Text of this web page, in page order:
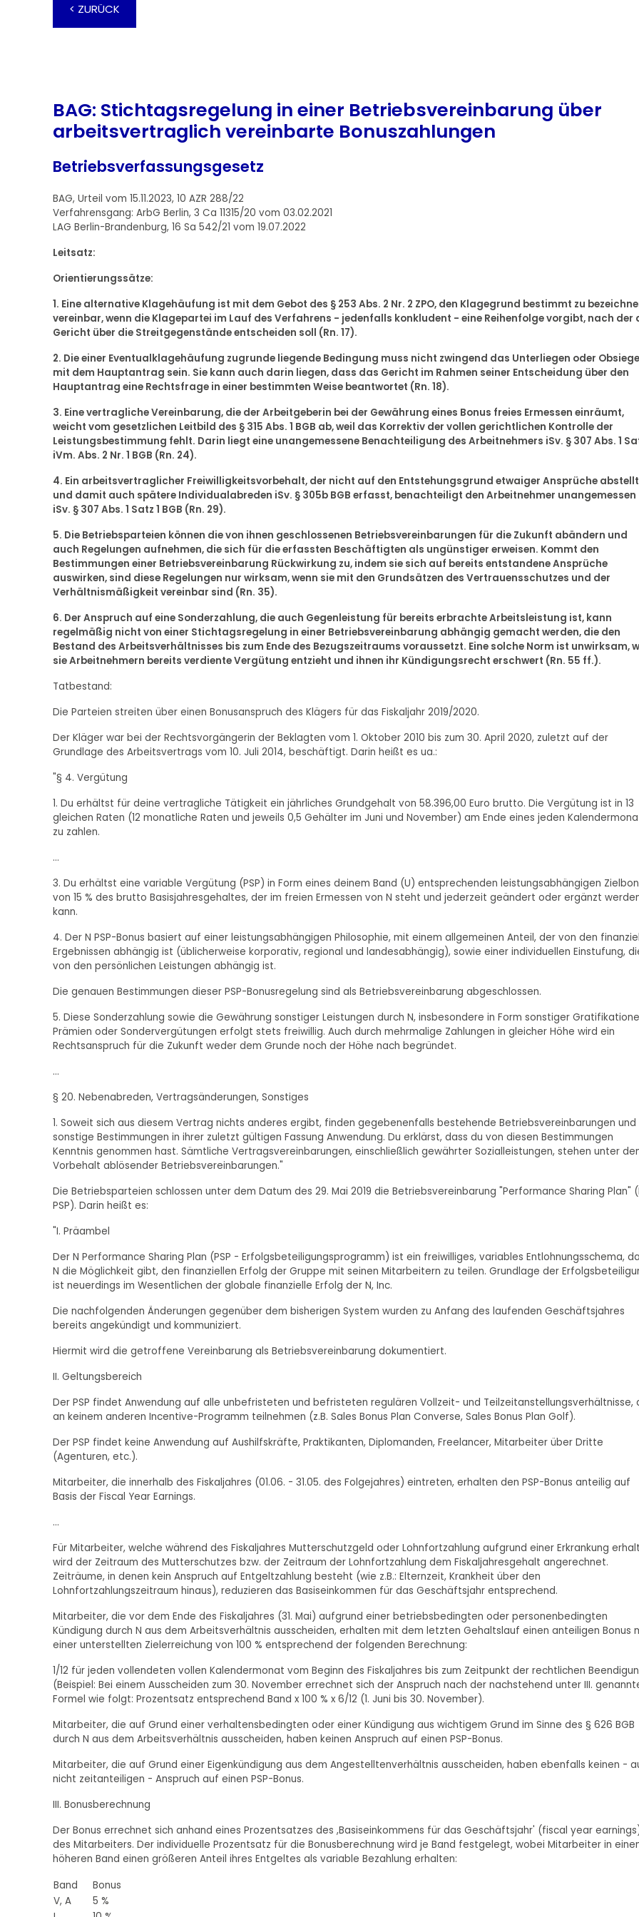
< ZURÜCK
BAG: Stichtagsregelung in einer Betriebsvereinbarung über
arbeitsvertraglich vereinbarte Bonuszahlungen
Betriebsverfassungsgesetz
BAG, Urteil vom 15.11.2023, 10 AZR 288/22
Verfahrensgang: ArbG Berlin, 3 Ca 11315/20 vom 03.02.2021
LAG Berlin-Brandenburg, 16 Sa 542/21 vom 19.07.2022
Leitsatz:
Orientierungssätze:
1. Eine alternative Klagehäufung ist mit dem Gebot des § 253 Abs. 2 Nr. 2 ZPO, den Klagegrund bestimmt zu
vereinbar, wenn die Klagepartei im Lauf des Verfahrens - jedenfalls konkludent - eine Reihenfolge vorgibt, nach der
Gericht über die Streitgegenstände entscheiden soll (Rn. 17).
2. Die einer Eventualklagehäufung zugrunde liegende Bedingung muss nicht zwingend das Unterliegen oder
mit dem Hauptantrag sein. Sie kann auch darin liegen, dass das Gericht im Rahmen seiner Entscheidung über den
Hauptantrag eine Rechtsfrage in einer bestimmten Weise beantwortet (Rn. 18).
3. Eine vertragliche Vereinbarung, die der Arbeitgeberin bei der Gewährung eines Bonus freies Ermessen einräumt,
weicht vom gesetzlichen Leitbild des § 315 Abs. 1 BGB ab, weil das Korrektiv der vollen gerichtlichen Kontrolle der
Leistungsbestimmung fehlt. Darin liegt eine unangemessene Benachteiligung des Arbeitnehmers iSv. § 307 Abs. 1
iVm. Abs. 2 Nr. 1 BGB (Rn. 24).
4. Ein arbeitsvertraglicher Freiwilligkeitsvorbehalt, der nicht auf den Entstehungsgrund etwaiger Ansprüche abstellt
und damit auch spätere Individualabreden iSv. § 305b BGB erfasst, benachteiligt den Arbeitnehmer unangemessen
iSv. § 307 Abs. 1 Satz 1 BGB (Rn. 29).
5. Die Betriebsparteien können die von ihnen geschlossenen Betriebsvereinbarungen für die Zukunft abändern und
auch Regelungen aufnehmen, die sich für die erfassten Beschäftigten als ungünstiger erweisen. Kommt den
Bestimmungen einer Betriebsvereinbarung Rückwirkung zu, indem sie sich auf bereits entstandene Ansprüche
auswirken, sind diese Regelungen nur wirksam, wenn sie mit den Grundsätzen des Vertrauensschutzes und der
Verhältnismäßigkeit vereinbar sind (Rn. 35).
6. Der Anspruch auf eine Sonderzahlung, die auch Gegenleistung für bereits erbrachte Arbeitsleistung ist, kann
regelmäßig nicht von einer Stichtagsregelung in einer Betriebsvereinbarung abhängig gemacht werden, die den
Bestand des Arbeitsverhältnisses bis zum Ende des Bezugszeitraums voraussetzt. Eine solche Norm ist unwirksam,
sie Arbeitnehmern bereits verdiente Vergütung entzieht und ihnen ihr Kündigungsrecht erschwert (Rn. 55 ff.).
Tatbestand:
Die Parteien streiten über einen Bonusanspruch des Klägers für das Fiskaljahr 2019/2020.
Der Kläger war bei der Rechtsvorgängerin der Beklagten vom 1. Oktober 2010 bis zum 30. April 2020, zuletzt auf der
Grundlage des Arbeitsvertrags vom 10. Juli 2014, beschäftigt. Darin heißt es ua.:
"§ 4. Vergütung
1. Du erhältst für deine vertragliche Tätigkeit ein jährliches Grundgehalt von 58.396,00 Euro brutto. Die Vergütung ist in 13
gleichen Raten (12 monatliche Raten und jeweils 0,5 Gehälter im Juni und November) am Ende eines jeden
zu zahlen.
...
3. Du erhältst eine variable Vergütung (PSP) in Form eines deinem Band (U) entsprechenden leistungsabhängigen
von 15 % des brutto Basisjahresgehaltes, der im freien Ermessen von N steht und jederzeit geändert oder ergänzt
kann.
4. Der N PSP-Bonus basiert auf einer leistungsabhängigen Philosophie, mit einem allgemeinen Anteil, der von den
Ergebnissen abhängig ist (üblicherweise korporativ, regional und landesabhängig), sowie einer individuellen Einstufung,
von den persönlichen Leistungen abhängig ist.
Die genauen Bestimmungen dieser PSP-Bonusregelung sind als Betriebsvereinbarung abgeschlossen.
5. Diese Sonderzahlung sowie die Gewährung sonstiger Leistungen durch N, insbesondere in Form sonstiger
Prämien oder Sondervergütungen erfolgt stets freiwillig. Auch durch mehrmalige Zahlungen in gleicher Höhe wird ein
Rechtsanspruch für die Zukunft weder dem Grunde noch der Höhe nach begründet.
...
§ 20. Nebenabreden, Vertragsänderungen, Sonstiges
1. Soweit sich aus diesem Vertrag nichts anderes ergibt, finden gegebenenfalls bestehende Betriebsvereinbarungen und
sonstige Bestimmungen in ihrer zuletzt gültigen Fassung Anwendung. Du erklärst, dass du von diesen Bestimmungen
Kenntnis genommen hast. Sämtliche Vertragsvereinbarungen, einschließlich gewährter Sozialleistungen, stehen unter
Vorbehalt ablösender Betriebsvereinbarungen."
Die Betriebsparteien schlossen unter dem Datum des 29. Mai 2019 die Betriebsvereinbarung "Performance Sharing Plan"
PSP). Darin heißt es:
"I. Präambel
Der N Performance Sharing Plan (PSP - Erfolgsbeteiligungsprogramm) ist ein freiwilliges, variables Entlohnungsschema,
N die Möglichkeit gibt, den finanziellen Erfolg der Gruppe mit seinen Mitarbeitern zu teilen. Grundlage der
ist neuerdings im Wesentlichen der globale finanzielle Erfolg der N, Inc.
Die nachfolgenden Änderungen gegenüber dem bisherigen System wurden zu Anfang des laufenden Geschäftsjahres
bereits angekündigt und kommuniziert.
Hiermit wird die getroffene Vereinbarung als Betriebsvereinbarung dokumentiert.
II. Geltungsbereich
Der PSP findet Anwendung auf alle unbefristeten und befristeten regulären Vollzeit- und Teilzeitanstellungsverhältnisse,
an keinem anderen Incentive-Programm teilnehmen (z.B. Sales Bonus Plan Converse, Sales Bonus Plan Golf).
Der PSP findet keine Anwendung auf Aushilfskräfte, Praktikanten, Diplomanden, Freelancer, Mitarbeiter über Dritte
(Agenturen, etc.).
Mitarbeiter, die innerhalb des Fiskaljahres (01.06. - 31.05. des Folgejahres) eintreten, erhalten den PSP-Bonus anteilig auf
Basis der Fiscal Year Earnings.
...
Für Mitarbeiter, welche während des Fiskaljahres Mutterschutzgeld oder Lohnfortzahlung aufgrund einer Erkrankung
wird der Zeitraum des Mutterschutzes bzw. der Zeitraum der Lohnfortzahlung dem Fiskaljahresgehalt angerechnet.
Zeiträume, in denen kein Anspruch auf Entgeltzahlung besteht (wie z.B.: Elternzeit, Krankheit über den
Lohnfortzahlungszeitraum hinaus), reduzieren das Basiseinkommen für das Geschäftsjahr entsprechend.
Mitarbeiter, die vor dem Ende des Fiskaljahres (31. Mai) aufgrund einer betriebsbedingten oder personenbedingten
Kündigung durch N aus dem Arbeitsverhältnis ausscheiden, erhalten mit dem letzten Gehaltslauf einen anteiligen Bonus
einer unterstellten Zielerreichung von 100 % entsprechend der folgenden Berechnung:
1/12 für jeden vollendeten vollen Kalendermonat vom Beginn des Fiskaljahres bis zum Zeitpunkt der rechtlichen
(Beispiel: Bei einem Ausscheiden zum 30. November errechnet sich der Anspruch nach der nachstehend unter III.
Formel wie folgt: Prozentsatz entsprechend Band x 100 % x 6/12 (1. Juni bis 30. November).
Mitarbeiter, die auf Grund einer verhaltensbedingten oder einer Kündigung aus wichtigem Grund im Sinne des § 626 BGB
durch N aus dem Arbeitsverhältnis ausscheiden, haben keinen Anspruch auf einen PSP-Bonus.
Mitarbeiter, die auf Grund einer Eigenkündigung aus dem Angestelltenverhältnis ausscheiden, haben ebenfalls keinen -
nicht zeitanteiligen - Anspruch auf einen PSP-Bonus.
III. Bonusberechnung
Der Bonus errechnet sich anhand eines Prozentsatzes des ,Basiseinkommens für das Geschäftsjahr' (fiscal year
des Mitarbeiters. Der individuelle Prozentsatz für die Bonusberechnung wird je Band festgelegt, wobei Mitarbeiter in
höheren Band einen größeren Anteil ihres Entgeltes als variable Bezahlung erhalten:
Band
Bonus
V, A
5 %